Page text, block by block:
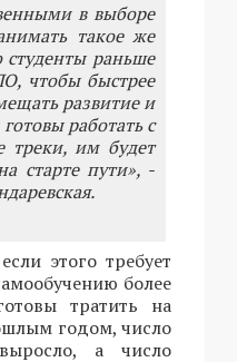
в выборе
такое же
раньше
чтобы быстрее
развитие и
работать с
треки, им будет
старте пути», -
этого требует
более
тратить на
годом, число
а число